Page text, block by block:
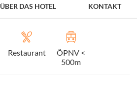
ÜBER DAS HOTEL KONTAKT
Restaurant
ÖPNV <
500m